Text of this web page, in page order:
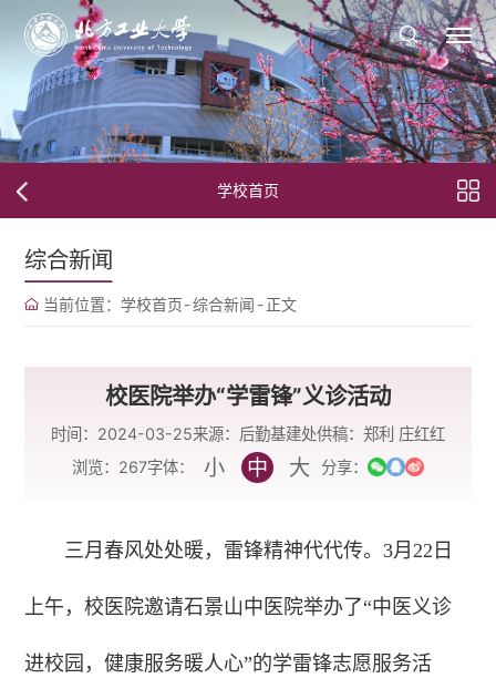
学校首页
综合新闻
当前位置： 学校首页-综合新闻 -正文
校医院举办“学雷锋”义诊活动
时间：2024-03-25来源：后勤基建处供稿：郑利 庄红红
浏览： 267字体： 小 中 大 分享：
三月春风处处暖，雷锋精神代代传。3月22日
上午，校医院邀请石景山中医院举办了“中医义诊
进校园，健康服务暖人心”的学雷锋志愿服务活